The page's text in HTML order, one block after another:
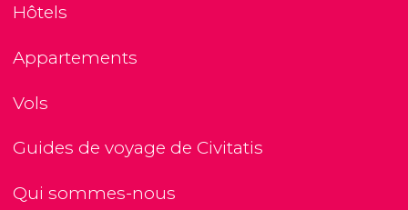
Hôtels
Appartements
Vols
Guides de voyage de Civitatis
Qui sommes-nous